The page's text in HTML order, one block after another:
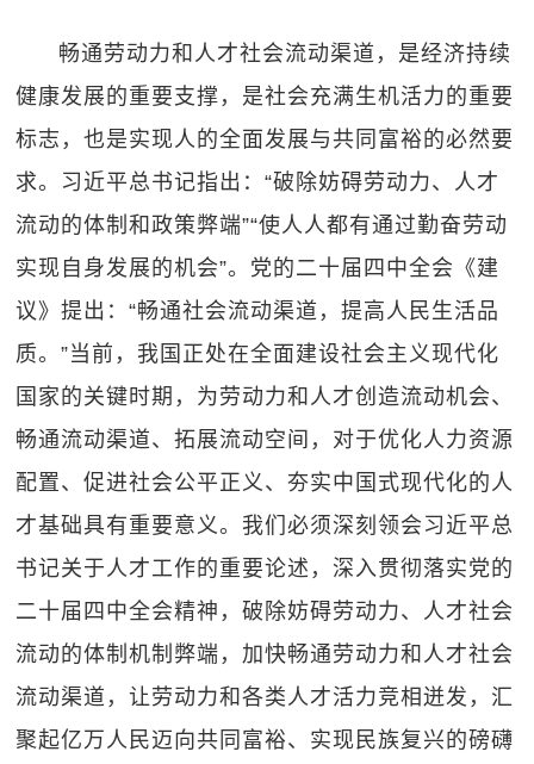
畅通劳动力和人才社会流动渠道，是经济持续
健康发展的重要支撑，是社会充满生机活力的重要
标志，也是实现人的全面发展与共同富裕的必然要
求。习近平总书记指出：“破除妨碍劳动力、人才
流动的体制和政策弊端”“使人人都有通过勤奋劳动
实现自身发展的机会”。党的二十届四中全会《建
议》提出：“畅通社会流动渠道，提高人民生活品
质。”当前，我国正处在全面建设社会主义现代化
国家的关键时期，为劳动力和人才创造流动机会、
畅通流动渠道、拓展流动空间，对于优化人力资源
配置、促进社会公平正义、夯实中国式现代化的人
才基础具有重要意义。我们必须深刻领会习近平总
书记关于人才工作的重要论述，深入贯彻落实党的
二十届四中全会精神，破除妨碍劳动力、人才社会
流动的体制机制弊端，加快畅通劳动力和人才社会
流动渠道，让劳动力和各类人才活力竞相迸发，汇
聚起亿万人民迈向共同富裕、实现民族复兴的磅礴